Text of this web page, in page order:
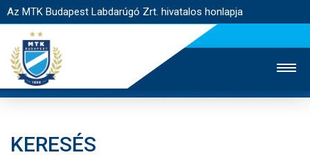
Az MTK Budapest Labdarúgó Zrt. hivatalos honlapja
KERESÉS